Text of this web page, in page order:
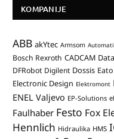
KOMPANIJE
ABB akYtec Armsom
Bosch Rexroth CADCAM Data
DFRobot Digilent Dossis
Electronic Design Elektromont
ENEL Valjevo EP-Solutions
Faulhaber Festo Fox
Hennlich Hidraulika HMS